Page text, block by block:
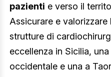
pazienti e verso il
Assicurare e valorizzare
strutture di
eccellenza in Sicilia, una
occidentale e una a